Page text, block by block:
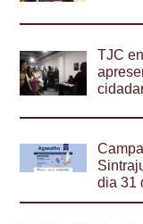
TJC
dia 31